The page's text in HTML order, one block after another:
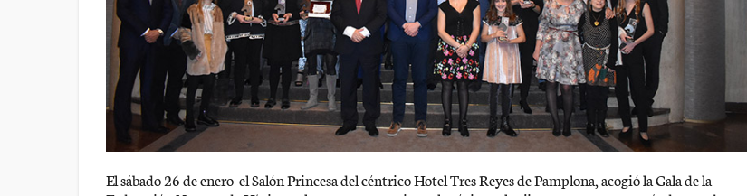
El sábado 26 de enero el Salón Princesa del céntrico Hotel Tres Reyes de Pamplona, acogió la Gala de la